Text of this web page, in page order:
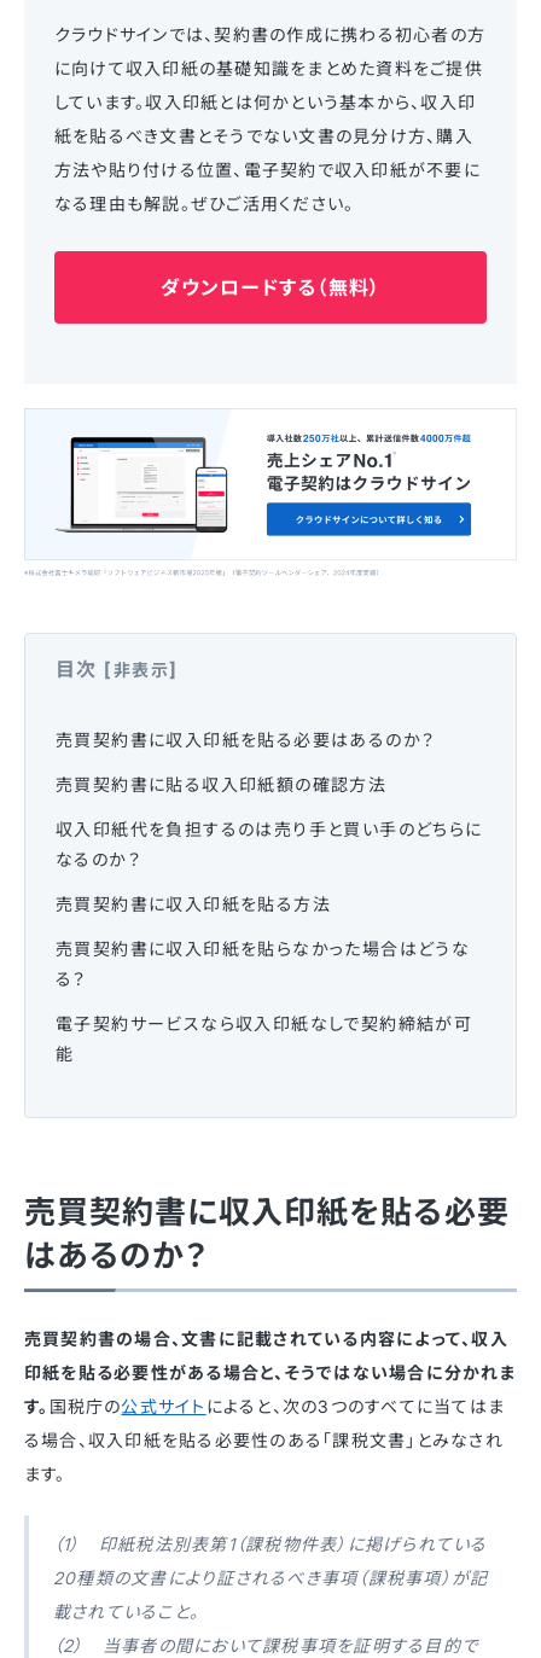
クラウドサインでは、契約書の作成に携わる初心者の方
に向けて収入印紙の基礎知識をまとめた資料をご提供
しています。収入印紙とは何かという基本から、収入印
紙を貼るべき文書とそうでない文書の見分け方、購入
方法や貼り付ける位置、電子契約で収入印紙が不要に
なる理由も解説。ぜひご活用ください。
ダウンロードする（無料）
目次 [非表示]
売買契約書に収入印紙を貼る必要はあるのか？
売買契約書に貼る収入印紙額の確認方法
収入印紙代を負担するのは売り手と買い手のどちらに
なるのか？
売買契約書に収入印紙を貼る方法
売買契約書に収入印紙を貼らなかった場合はどうな
る？
電子契約サービスなら収入印紙なしで契約締結が可
能
売買契約書に収入印紙を貼る必要
はあるのか？
売買契約書の場合、文書に記載されている内容によって、収入
印紙を貼る必要性がある場合と、そうではない場合に分かれま
す。 国税庁の公式サイト によると、次の3つのすべてに当てはま
る場合、収入印紙を貼る必要性のある「課税文書」とみなされ
ます。
（1） 印紙税法別表第1（課税物件表）に掲げられている
20種類の文書により証されるべき事項（課税事項）が記
載されていること。
（2） 当事者の間において課税事項を証明する目的で